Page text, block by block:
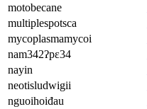
motobecane
multiplespotsca
mycoplasmamycoi
nam342ʔpɛ34
nayin
neotisludwigii
nguoihoiđau